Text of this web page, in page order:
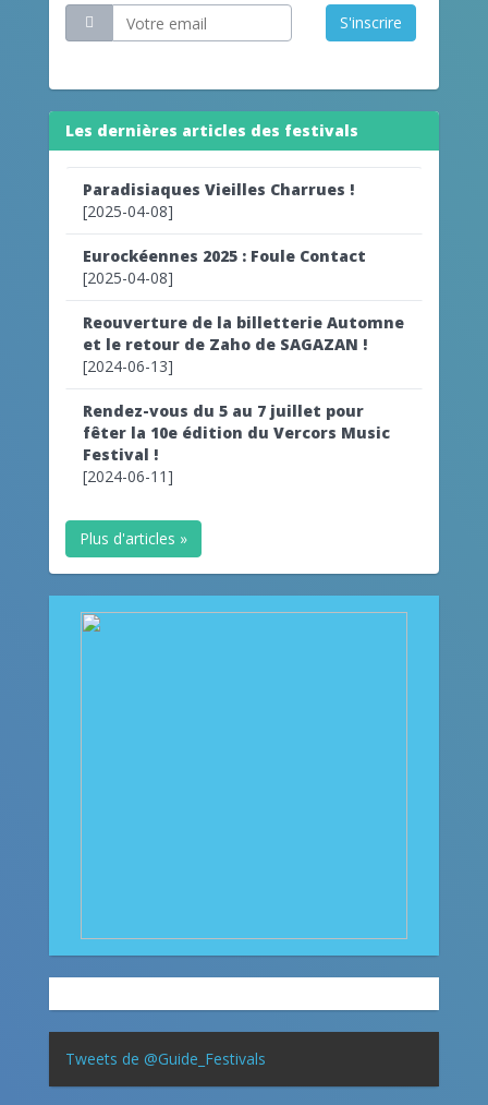
S'inscrire
Les dernières articles des festivals
Paradisiaques Vieilles Charrues !
[2025-04-08]
Eurockéennes 2025 : Foule Contact
[2025-04-08]
Reouverture de la billetterie Automne
et le retour de Zaho de SAGAZAN !
[2024-06-13]
Rendez-vous du 5 au 7 juillet pour
fêter la 10e édition du Vercors Music
Festival !
[2024-06-11]
Plus d'articles »
Tweets de @Guide_Festivals